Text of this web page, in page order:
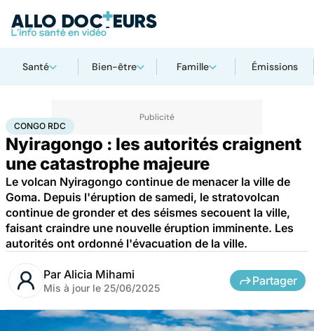
Santé Bien-être Famille Émissions
AccueilSantéSociété
CONGO RDC
Nyiragongo : les autorités craignent
une catastrophe majeure
Le volcan Nyiragongo continue de menacer la ville de
Goma. Depuis l'éruption de samedi, le stratovolcan
continue de gronder et des séismes secouent la ville,
faisant craindre une nouvelle éruption imminente. Les
autorités ont ordonné l'évacuation de la ville.
Par Alicia Mihami
Mis à jour le 25/06/2025
Partager